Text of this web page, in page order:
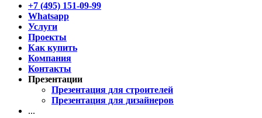
+7 (495) 151-09-99
Whatsapp
Услуги
Проекты
Как купить
Компания
Контакты
Презентации
Презентация для строителей
Презентация для дизайнеров
...